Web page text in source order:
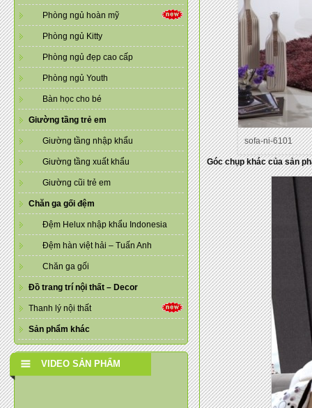
Phòng ngủ hoàn mỹ
Phòng ngủ Kitty
Phòng ngủ đẹp cao cấp
Phòng ngủ Youth
Bàn học cho bé
Giường tầng trẻ em
Giường tầng nhập khẩu
Giường tầng xuất khẩu
Giường cũi trẻ em
Chăn ga gối đệm
Đệm Helux nhập khẩu Indonesia
Đệm hàn việt hải – Tuấn Anh
Chăn ga gối
Đồ trang trí nội thất – Decor
Thanh lý nội thất
Sản phẩm khác
VIDEO SẢN PHẨM
sofa-ni-6101
Góc chụp khác của sản